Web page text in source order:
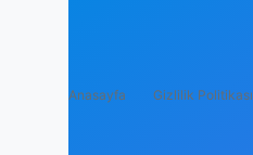
Anasayfa Gizlilik Politikası